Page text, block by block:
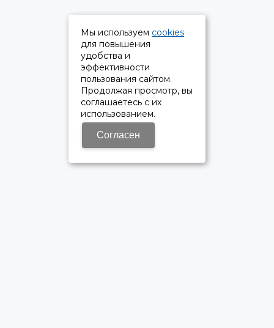
Мы используем cookies
для повышения
удобства и
эффективности
пользования сайтом.
Продолжая просмотр, вы
соглашаетесь с их
использованием.
Согласен